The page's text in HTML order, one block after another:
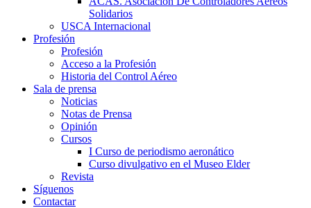
Solidarios
USCA Internacional
Profesión
Profesión
Acceso a la Profesión
Historia del Control Aéreo
Sala de prensa
Noticias
Notas de Prensa
Opinión
Cursos
I Curso de periodismo aeronático
Curso divulgativo en el Museo Elder
Revista
Síguenos
Contactar